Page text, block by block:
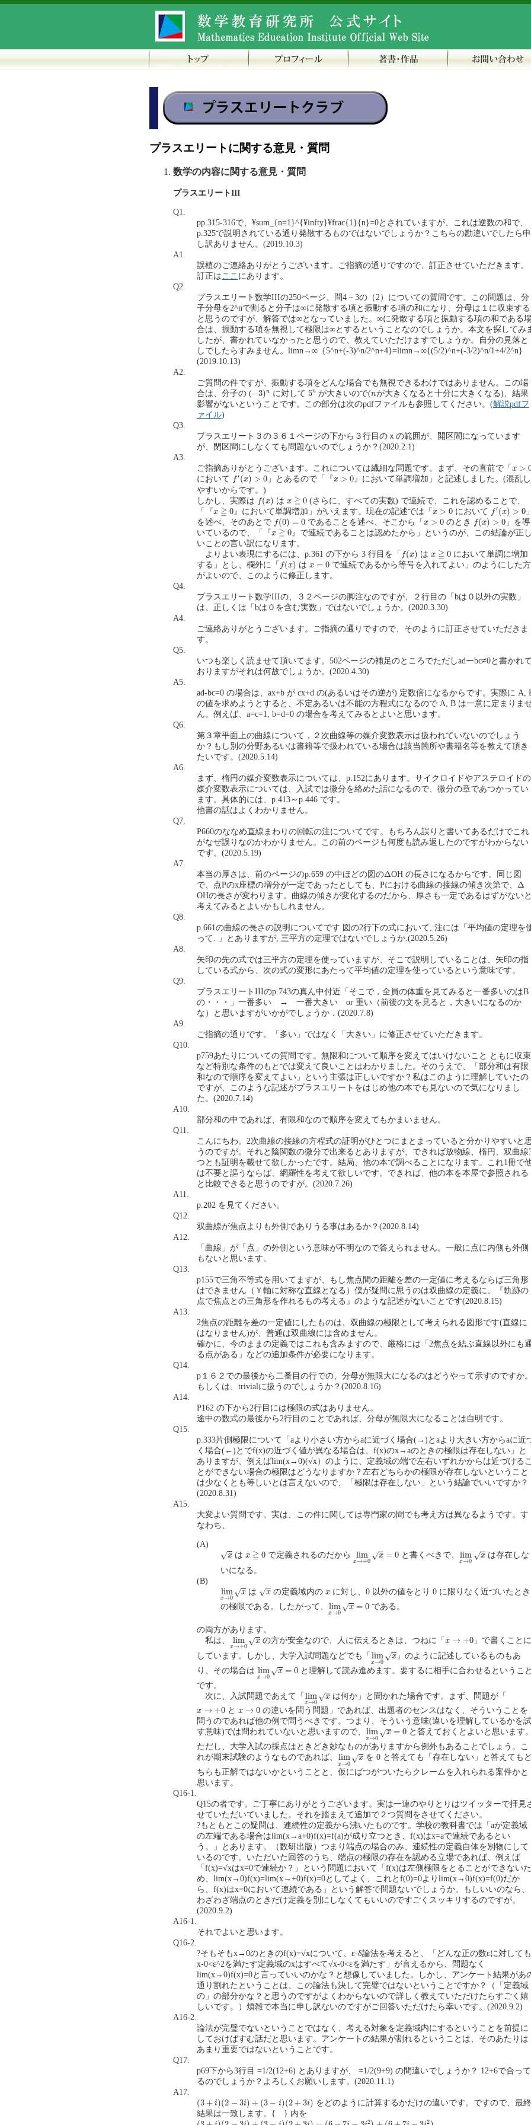
プラスエリートに関する意見・質問
数学の内容に関する意見・質問
プラスエリートIII
Q1.
pp.315-316で、¥sum_{n=1}^{¥infty}¥frac{1}{n}=0とされていますが、これは逆数の和で、
p.325で説明されている通り発散するものではないでしょうか？こちらの勘違いでしたら申
し訳ありません。(2019.10.3)
A1.
誤植のご連絡ありがとうございます。ご指摘の通りですので、訂正させていただきます。
訂正はここ にあります。
Q2.
プラスエリート数学IIIの250ページ、問4－3の（2）についての質問です。この問題は、分
子分母を2^nで割ると分子は∞に発散する項と振動する項の和になり、分母は１に収束する
と思うのですが、解答では∞となっていました。∞に発散する項と振動する項の和である
合は、振動する項を無視して極限は∞とするということなのでしょうか。本文を探してみ
したが、書かれていなかったと思うので、教えていただけますでしょうか。自分の見落と
しでしたらすみません。limn→∞｛5^n+(-3)^n/2^n+4}=limn→∞{(5/2)^n+(-3/2)^n/1+4/2^n}
(2019.10.13)
A2.
ご質問の件ですが、振動する項をどんな場合でも無視できるわけではありません。この場
合は、分子の (−3)n
−3)n に対して 5n
5n が大きいので(n
nが大きくなると十分に大きくなる)、結果
影響がないということです。この部分は次のpdfファイルも参照してください。(解説pdfフ
ァイル)
Q3.
プラスエリート３の３６１ページの下から３行目のｘの範囲が、開区間になっています
が、閉区間にしなくても問題ないのでしょうか？(2020.2.1)
A3.
ご指摘ありがとうございます。これについては繊細な問題です。まず、その直前で「 x >
x>0
において f′(x) > 0
f′(x)>0 」とあるので「『x > 0
x>0
』において単調増加」と記述しました。(混乱し
やすいからです。)
しかし、実際は f(x)
f(x は x ≧ 0
x≧0
(さらに、すべての実数) で連続で、これを認めることで、
「『x ≧ 0
x≧0 』において単調増加」がいえます。現在の記述では「x > 0
x>0 において f′(x) > 0
f′(x)> 0
」
を述べ、そのあとで f(0) = 0
f(0)= 0 であることを述べ、そこから「x > 0
x>0 のとき f(x) > 0
f(x )> 0
」を導
いているので、「『x ≧ 0
x≧0
』で連続であることは認めたから」というのが、この結論が正し
いことの言い訳になります。
よりよい表現にするには、p.361 の下から 3 行目を「 f(x)
f(x は x ≧ 0
x≧0
において単調に増加
する」とし、欄外に「 f(x)
f(x) は x = 0
x=
で連続であるから等号を入れてよい」のようにした方
がよいので、このように修正します。
Q4.
プラスエリート数学IIIの、３２ページの脚注なのですが、２行目の「bは０以外の実数」
は、正しくは「bは０を含む実数」ではないでしょうか。(2020.3.30)
A4.
ご連絡ありがとうございます。ご指摘の通りですので、そのように訂正させていただきま
す。
Q5.
いつも楽しく読ませて頂いてます。502ページの補足のところでただしadーbc≠0と書かれて
おりますがそれは何故でしょうか。(2020.4.30)
A5.
ad-bc=0 の場合は、ax+b が cx+d の(あるいはその逆が) 定数倍になるからです。実際に A,
の値を求めようとすると、不定あるいは不能の方程式になるので A, B は一意に定まりま
ん。例えば、a=c=1, b=d=0 の場合を考えてみるとよいと思います。
Q6.
第３章平面上の曲線について，２次曲線等の媒介変数表示は扱われていないのでしょう
か？もし別の分野あるいは書籍等で扱われている場合は該当箇所や書籍名等を教えて頂き
たいです。(2020.5.14)
A6.
まず、楕円の媒介変数表示については、p.152にあります。サイクロイドやアステロイドの
媒介変数表示については、入試では微分を絡めた話になるので、微分の章であつかってい
ます。具体的には、p.413～p.446 です。
他書の話はよくわかりません。
Q7.
P660のななめ直線まわりの回転の注についてです。もちろん誤りと書いてあるだけでこれ
がなぜ誤りなのかわかりません。この前のページも何度も読み返したのですがわからない
です。(2020.5.19)
A7.
本当の厚さは、前のページのp.659 の中ほどの図のΔ
Δ OH の長さになるからです。同じ図
で、点Pのx座標の増分が一定であったとしても、Pにおける曲線の接線の傾き次第で、 Δ
Δ
OHの長さが変わります。曲線の傾きが変化するのだから、厚さも一定であるはずがないと
考えてみるとよいかもしれません。
Q8.
p.661の曲線の長さの説明についてです.図の2行下の式において, 注には「平均値の定理を
って. 」とありますが, 三平方の定理ではないでしょうか.(2020.5.26)
A8.
矢印の先の式では三平方の定理を使っていますが、そこで説明していることは、矢印の指
している式から、次の式の変形にあたって平均値の定理を使っているという意味です。
Q9.
プラスエリートIIIのp.743の真ん中付近「そこで，全員の体重を見てみると一番多いのはB
の・・・」一番多い → 一番大きい or 重い（前後の文を見ると，大きいになるのか
な）と思いますがいかがでしょうか．(2020.7.8)
A9.
ご指摘の通りです。「多い」ではなく「大きい」に修正させていただきます。
Q10.
p759あたりについての質問です。無限和について順序を変えてはいけないこと ともに収束
など特別な条件のもとでは変えて良いことはわかりました。そのうえで、「部分和は有限
和なので順序を変えてよい」という主張は正しいですか？私はこのように理解していたの
ですが、このような記述がプラスエリートをはじめ他の本でも見ないので気になりまし
た。(2020.7.14)
A10.
部分和の中であれば、有限和なので順序を変えてもかまいません。
Q11.
こんにちわ。2次曲線の接線の方程式の証明がひとつにまとまっていると分かりやすいと
うのですが。それと陰関数の微分で出来るとありますが、できれば放物線、楕円、双曲線
つとも証明を載せて欲しかったです。結局、他の本で調べることになります。これ1冊で
は不要と謳うならば、網羅性を考えて欲しいです。できれば、他の本を本屋で参照される
と比較できると思うのですが。(2020.7.26)
A11.
p.202 を見てください。
Q12.
双曲線が焦点よりも外側でありうる事はあるか？(2020.8.14)
A12.
「曲線」が「点」の外側という意味が不明なので答えられません。一般に点に内側も外側
もないと思います。
Q13.
p155で三角不等式を用いてますが、もし焦点間の距離を差の一定値に考えるならば三角形
はできません（Ｙ軸に対称な直線となる）僕が疑問に思うのは双曲線の定義に、『軌跡の
点で焦点との三角形を作れるもの考える』のような記述がないことです(2020.8.15)
A13.
2焦点の距離を差の一定値にしたものは、双曲線の極限として考えられる図形です(直線に
はなりません)が、普通は双曲線には含めません。
確かに、今のままの定義ではこれも含みますので、厳格には「2焦点を結ぶ直線以外にも通
る点がある」などの追加条件が必要になります。
Q14.
p１６２での最後から二番目の行での、分母が無限大になるのはどうやって示すのですか。
もしくは、trivialに扱うのでしょうか？(2020.8.16)
A14.
P162 の下から2行目には極限の式はありません。
途中の数式の最後から2行目のことであれば、分母が無限大になることは自明です。
Q15.
p.333片側極限について「aより小さい方からaに近づく場合(→)とaより大きい方からaに近
く場合(←)とでf(x)の近づく値が異なる場合は、f(x)のx→aのときの極限は存在しない」と
ありますが、例えばlim(x→0)(√x）のように、定義域の端で左右いずれかからは近づけるこ
とができない場合の極限はどうなりますか？左右どちらかの極限が存在しないということ
は少なくとも等しいとは言えないので、「極限は存在しない」という結論でいいですか？
(2020.8.31)
A15.
大変よい質問です。実は、この件に関しては専門家の間でも考え方は異なるようです。す
なわち、
(A)
√x は x ≧ 0
x≧0 で定義されるのだから lim
x→+0
√x = 0
limx +0 0 と書くべきで、 lim
x→0
√x
limx →0 x
は存在しな
いになる。
(B)
lim
x→0
√x
limx →0 x
は √x の定義域内のx
x に対し、0 以外の値をとり 0 に限りなく近づいたとき
の極限である。したがって、 lim
x→0
√x = 0
limx →0 0 である。
の両方があります。
私は、
lim
x→+0
√x
lim x → +0 x
の方が安全なので、人に伝えるときは、つねに「x → +0
x→ + 0
」で書くことに
しています。しかし、大学入試問題などでも「 lim
x→0
√x
lim →0 」のように記述しているものもあ
り、その場合は lim
x→0
√x = 0
lim →0 0 と理解して読み進めます。要するに相手に合わせるということ
です。
次に、入試問題であえて「 lim
x→0
√x
lim →0 xは何か」と聞かれた場合です。まず、問題が「
x → +0
x→ + 0 と x → 0
x→ 0
の違いを問う問題」であれば、出題者のセンスはなく、そういうことを
問うのであれば他の例で問うべきです。つまり、そういう意味(違いを理解しているかを試
す意味)では問われていないと思いますので、 lim
x→0
√x = 0
limx →0 0 と答えておくとよいと思います。
ただし、大学入試の採点はときどき妙なものがありますから例外もあることでしょう。こ
れが期末試験のようなものであれば、 lim
x→0
√x
limx →0 x
を 0 と答えても「存在しない」と答えても
ちらも正解ではないかということと、仮にばつがついたらクレームを入れられる案件かと
思います。
Q16-1.
Q15の者です。ご丁寧にありがとうございます。実は一連のやりとりはツイッターで拝見
せていただいていました。それを踏まえて追加で２つ質問をさせてください。
?もともとこの疑問は、連続性の定義から沸いたものです。学校の教科書では「aが定義域
の左端である場合はlim(x→a+0)f(x)=f(a)が成り立つとき、f(x)はx=aで連続であるとい
う。」とあります。（数研出版）つまり端点の場合のみ、連続性の定義自体を別物にして
いるのです。いただいた回答のうち、端点の極限の存在を認める立場であれば、例えば
「f(x)=√xはx=0で連続か？」という問題において「f(x)は左側極限をとることができないた
め、lim(x→0)f(x)=lim(x→+0)f(x)=0としてよく、これとf(0)=0よりlim(x→0)f(x)=f(0)だか
ら、f(x)はx=0において連続である」という解答で問題ないでしょうか。もしいいのなら、
わざわざ端点のときだけ定義を別にしなくてもいいのですごくスッキリするのですが。
(2020.9.2)
A16-1.
それでよいと思います。
Q16-2.
?そもそもx→0のときのf(x)=√xについて、ε-δ論法を考えると、「どんな正の数εに対しても
x-0<ε^2を満たす定義域のxはすべて√x-0<εを満たす」が言えるから、問題なく
lim(x→0)f(x)=0と言っていいのかな？と想像していました。しかし、アンケート結果があ
通り割れたということは、この論法も決して完璧ではないということですか？（「定義域
の」の部分かな？と思うのですがよくわからないので詳しく教えていただけたらすごく嬉
しいです。）煩雑で本当に申し訳ないのですがご回答いただけたら幸いです。(2020.9.2)
A16-2.
論法が完璧でないということではなく、考える対象を定義域内にするということを前提に
しておけばすむ話だと思います。アンケートの結果が割れるということは、そのあたりは
あまり重要ではないということです。
Q17.
p69下から3行目 =1/2(12+6) とありますが、 =1/2(9+9) の間違いでしょうか？ 12+6で合って
るのでしょうか？よろしくお願いします。(2020.11.1)
A17.
(3 + i)(2 − 3i) + (3 − i)(2 +3i)
(3+ i (2−3 (3− ) 2+
をどのように計算するかだけの違いです。ですので、最終
結果は一致します。{ } 内を
2 2
(3+ i)(2−3i)+ (3−i)(2+ 3i =(6− 7 i−3i (6+ −3 )